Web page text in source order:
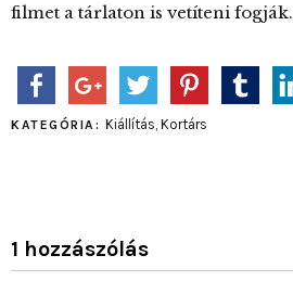
filmet a tárlaton is vetíteni fogják.
KATEGÓRIA: Kiállítás Kortárs
1 hozzászólás